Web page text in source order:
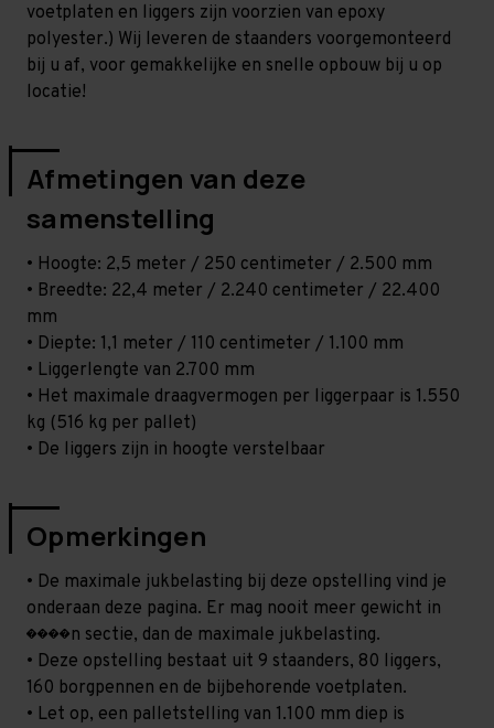
voetplaten en liggers zijn voorzien van epoxy
polyester.) Wij leveren de staanders voorgemonteerd
bij u af, voor gemakkelijke en snelle opbouw bij u op
locatie!
Afmetingen van deze
samenstelling
• Hoogte: 2,5 meter / 250 centimeter / 2.500 mm
• Breedte: 22,4 meter / 2.240 centimeter / 22.400
mm
• Diepte: 1,1 meter / 110 centimeter / 1.100 mm
• Liggerlengte van 2.700 mm
• Het maximale draagvermogen per liggerpaar is 1.550
kg (516 kg per pallet)
• De liggers zijn in hoogte verstelbaar
Opmerkingen
• De maximale jukbelasting bij deze opstelling vind je
onderaan deze pagina. Er mag nooit meer gewicht in
����n sectie, dan de maximale jukbelasting.
• Deze opstelling bestaat uit 9 staanders, 80 liggers,
160 borgpennen en de bijbehorende voetplaten.
• Let op, een palletstelling van 1.100 mm diep is